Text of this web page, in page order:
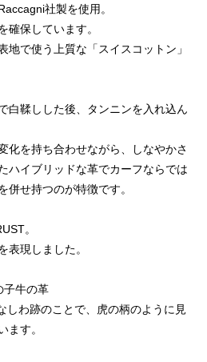
社製を使用。
確保しています。
地で使う上質な「スイスコットン」
白鞣しした後、タンニンを入れ込ん
化を持ち合わせながら、しなやかさ
ハイブリッドな革でカーフならでは
併せ持つのが特徴です。
。
表現しました。
子牛の革
わ跡のことで、虎の柄のように見
ます。